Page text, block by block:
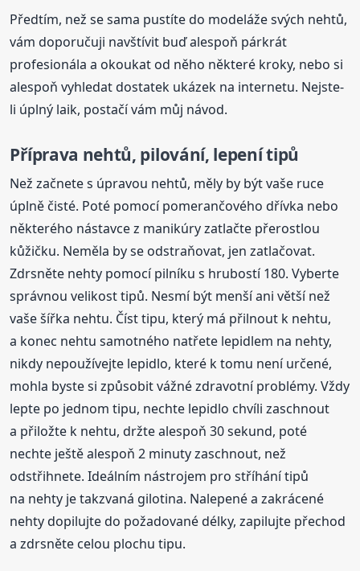
Předtím, než se sama pustíte do modeláže svých nehtů,
vám doporučuji navštívit buď alespoň párkrát
profesionála a okoukat od něho některé kroky, nebo si
alespoň vyhledat dostatek ukázek na internetu. Nejste-
li úplný laik, postačí vám můj návod.
Příprava nehtů, pilování, lepení tipů
Než začnete s úpravou nehtů, měly by být vaše ruce
úplně čisté. Poté pomocí pomerančového dřívka nebo
některého nástavce z manikúry zatlačte přerostlou
kůžičku. Neměla by se odstraňovat, jen zatlačovat.
Zdrsněte nehty pomocí pilníku s hrubostí 180. Vyberte
správnou velikost tipů. Nesmí být menší ani větší než
vaše šířka nehtu. Číst tipu, který má přilnout k nehtu,
a konec nehtu samotného natřete lepidlem na nehty,
nikdy nepoužívejte lepidlo, které k tomu není určené,
mohla byste si způsobit vážné zdravotní problémy. Vždy
lepte po jednom tipu, nechte lepidlo chvíli zaschnout
a přiložte k nehtu, držte alespoň 30 sekund, poté
nechte ještě alespoň 2 minuty zaschnout, než
odstřihnete. Ideálním nástrojem pro stříhání tipů
na nehty je takzvaná gilotina. Nalepené a zakrácené
nehty dopilujte do požadované délky, zapilujte přechod
a zdrsněte celou plochu tipu.